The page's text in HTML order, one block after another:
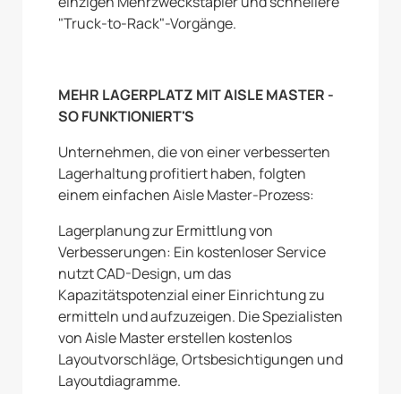
"Truck-to-Rack"-Vorgänge.
MEHR LAGERPLATZ MIT AISLE MASTER -
SO FUNKTIONIERT'S
Unternehmen, die von einer verbesserten
Lagerhaltung profitiert haben, folgten
einem einfachen Aisle Master-Prozess:
Lagerplanung zur Ermittlung von
Verbesserungen: Ein kostenloser Service
nutzt CAD-Design, um das
Kapazitätspotenzial einer Einrichtung zu
ermitteln und aufzuzeigen. Die Spezialisten
von Aisle Master erstellen kostenlos
Layoutvorschläge, Ortsbesichtigungen und
Layoutdiagramme.